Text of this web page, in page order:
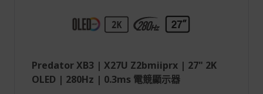
Predator XB3 | X27U Z2bmiiprx | 27" 2K
OLED | 280Hz | 0.3ms 電競顯示器